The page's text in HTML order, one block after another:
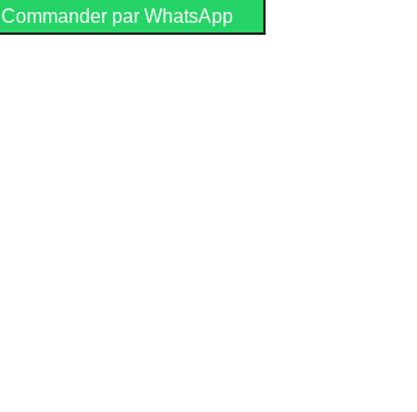
Commander par WhatsApp